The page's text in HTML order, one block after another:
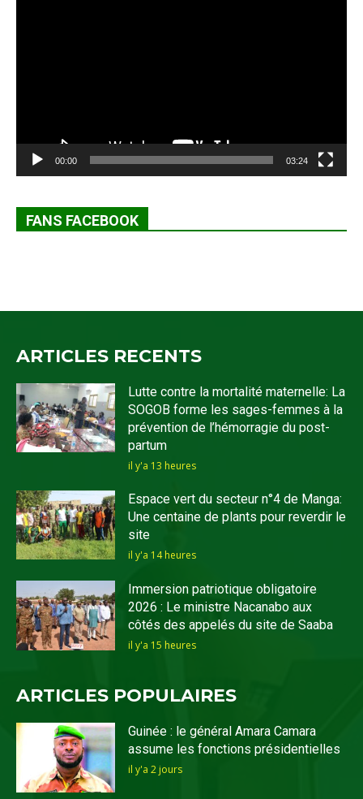
00:00 03:24
FANS FACEBOOK
ARTICLES RECENTS
Lutte contre la mortalité maternelle: La
SOGOB forme les sages-femmes à la
prévention de l’hémorragie du post-
partum
il y'a 13 heures
Espace vert du secteur n°4 de Manga:
Une centaine de plants pour reverdir le
site
il y'a 14 heures
Immersion patriotique obligatoire
2026 : Le ministre Nacanabo aux
côtés des appelés du site de Saaba
il y'a 15 heures
ARTICLES POPULAIRES
Guinée : le général Amara Camara
assume les fonctions présidentielles
il y'a 2 jours